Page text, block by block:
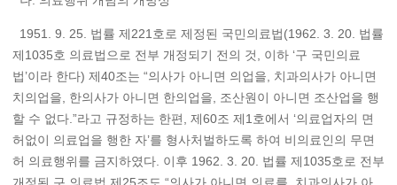
1951. 9. 25. 법률 제221호로 제정된 국민의료법(1962. 3. 20. 법률
제1035호 의료법으로 전부 개정되기 전의 것, 이하 ‘구 국민의료
법’이라 한다) 제40조는 “의사가 아니면 의업을, 치과의사가 아니면
치의업을, 한의사가 아니면 한의업을, 조산원이 아니면 조산업을 행
할 수 없다.”라고 규정하는 한편, 제60조 제1호에서 ‘의료업자의 면
허없이 의료업을 행한 자’를 형사처벌하도록 하여 비의료인의 무면
허 의료행위를 금지하였다. 이후 1962. 3. 20. 법률 제1035호로 전부